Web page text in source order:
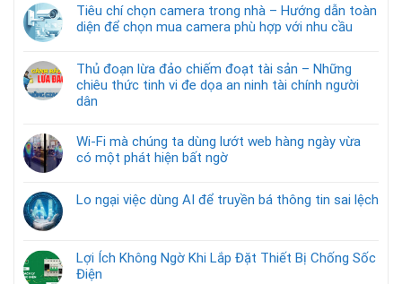
Tiêu chí chọn camera trong nhà – Hướng dẫn toàn
diện để chọn mua camera phù hợp với nhu cầu
Thủ đoạn lừa đảo chiếm đoạt tài sản – Những
chiêu thức tinh vi đe dọa an ninh tài chính người
dân
Wi-Fi mà chúng ta dùng lướt web hàng ngày vừa
có một phát hiện bất ngờ
Lo ngại việc dùng AI để truyền bá thông tin sai lệch
Lợi Ích Không Ngờ Khi Lắp Đặt Thiết Bị Chống Sốc
Điện